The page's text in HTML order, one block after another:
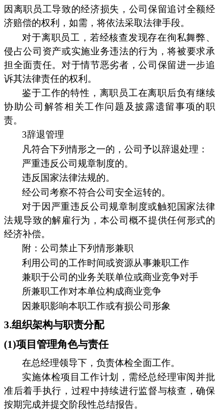
因离职员工导致的经济损失，公司保留追讨全额经
济赔偿的权利，如需，将依法采取法律手段。
对于离职员工，若经核查发现存在徇私舞弊、
侵占公司资产或实施业务违法的行为，将被要求承
担全面责任。对于情节恶劣者，公司保留进一步追
诉其法律责任的权利。
鉴于工作的特性，离职员工在离职后负有继续
协助公司解答相关工作问题及披露遗留事项的职
责。
3辞退管理
凡符合下列情形之一的，公司予以辞退处理：
严重违反公司规章制度的。
违反国家法律法规的。
经公司考察不符合公司安全运转的。
对于因严重违反公司规章制度或触犯国家法律
法规导致的解雇行为，本公司概不提供任何形式的
经济补偿。
附：公司禁止下列情形兼职
利用公司的工作时间或资源从事兼职工作
兼职于公司的业务关联单位或商业竞争对手
所兼职工作对本单位构成商业竞争
因兼职影响本职工作或有损公司形象
3.组织架构与职责分配
(1)项目管理角色与责任
在总经理领导下，负责体检全面工作。
实施体检项目工作计划，需经总经理审阅并批
准后着手执行，过程中持续进行监督与核查，确保
按期完成并提交阶段性总结报告。